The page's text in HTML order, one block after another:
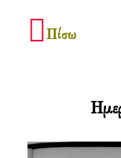
Πίσω